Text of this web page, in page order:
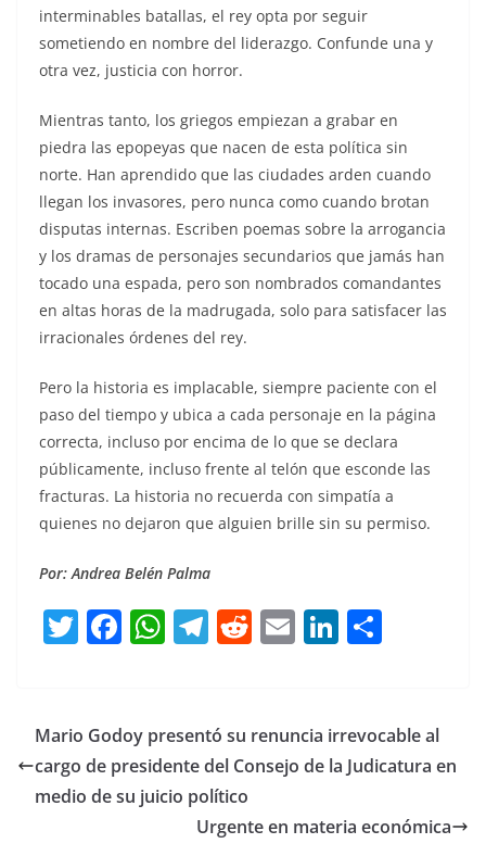
interminables batallas, el rey opta por seguir
sometiendo en nombre del liderazgo. Confunde una y
otra vez, justicia con horror.
Mientras tanto, los griegos empiezan a grabar en
piedra las epopeyas que nacen de esta política sin
norte. Han aprendido que las ciudades arden cuando
llegan los invasores, pero nunca como cuando brotan
disputas internas. Escriben poemas sobre la arrogancia
y los dramas de personajes secundarios que jamás han
tocado una espada, pero son nombrados comandantes
en altas horas de la madrugada, solo para satisfacer las
irracionales órdenes del rey.
Pero la historia es implacable, siempre paciente con el
paso del tiempo y ubica a cada personaje en la página
correcta, incluso por encima de lo que se declara
públicamente, incluso frente al telón que esconde las
fracturas. La historia no recuerda con simpatía a
quienes no dejaron que alguien brille sin su permiso.
Por: Andrea Belén Palma
T
er
F
e
b
o
W
s
A
p
T
gr
a
m
R
di
t
E
l
Li
e
dI
p
ar
Mario Godoy presentó su renuncia irrevocable al
cargo de presidente del Consejo de la Judicatura en
medio de su juicio político
Urgente en materia económica